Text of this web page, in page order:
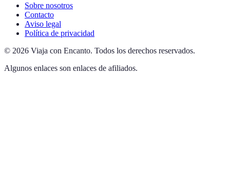
Sobre nosotros
Contacto
Aviso legal
Política de privacidad
© 2026 Viaja con Encanto. Todos los derechos reservados.
Algunos enlaces son enlaces de afiliados.